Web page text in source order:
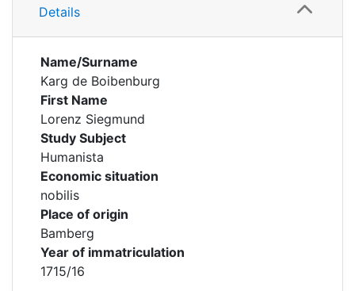
Details
Name/Surname
Karg de Boibenburg
First Name
Lorenz Siegmund
Study Subject
Humanista
Economic situation
nobilis
Place of origin
Bamberg
Year of immatriculation
1715/16